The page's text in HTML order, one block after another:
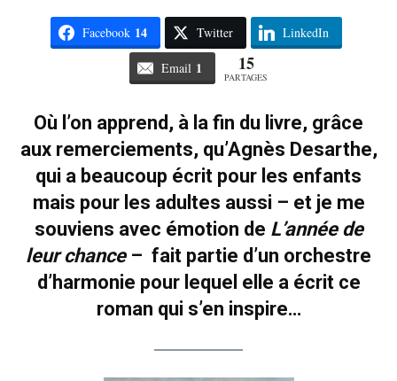
Facebook 14 Twitter LinkedIn
Email 1 15
PARTAGES
Où l’on apprend, à la fin du livre, grâce
aux remerciements, qu’Agnès Desarthe,
qui a beaucoup écrit pour les enfants
mais pour les adultes aussi – et je me
souviens avec émotion de L’année de
leur chance– fait partie d’un orchestre
d’harmonie pour lequel elle a écrit ce
roman qui s’en inspire…